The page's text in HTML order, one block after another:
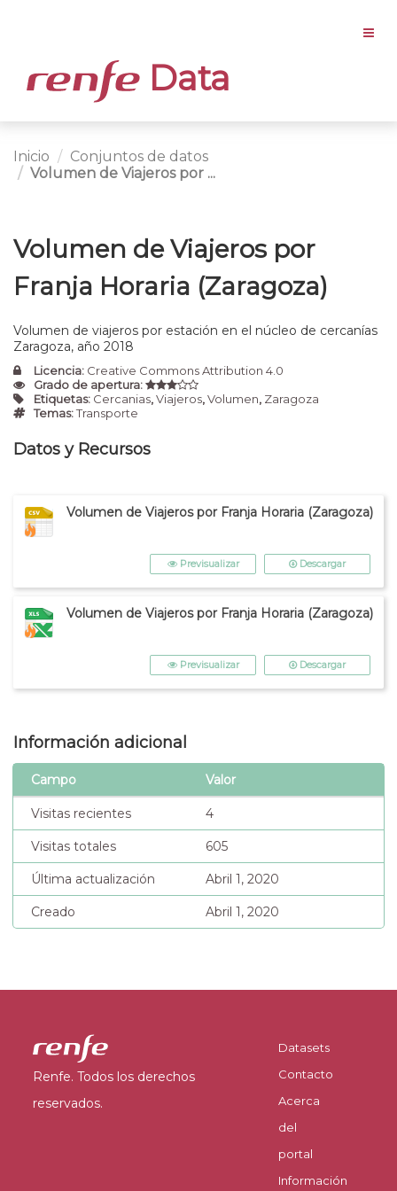
Data
Inicio
Conjuntos de datos
Volumen de Viajeros por ...
Volumen de Viajeros por
Franja Horaria (Zaragoza)
Volumen de viajeros por estación en el núcleo de cercanías
Zaragoza, año 2018
Licencia: Creative Commons Attribution 4.0
Grado de apertura:
Etiquetas: Cercanias,Viajeros,Volumen, Zaragoza
Temas:Transporte
Datos y Recursos
Volumen de Viajeros por Franja Horaria (Zaragoza)
Previsualizar Descargar
Volumen de Viajeros por Franja Horaria (Zaragoza)
Previsualizar Descargar
Información adicional
Campo Valor
Visitas recientes 4
Visitas totales 605
Última actualización Abril 1, 2020
Creado Abril 1, 2020
Renfe. Todos los derechos
reservados.
Datasets
Contacto
Acerca
del
portal
Información